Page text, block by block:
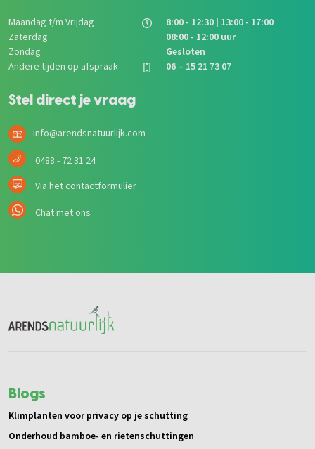
Maandag t/m Vrijdag
8:00 - 12:30 | 13:00 - 17:00
Zaterdag
08:00 - 12:00 uur
Zondag
Gesloten
Andere tijden op afspraak
06 – 15 21 73 07
Stel direct je vraag
info@arendsnatuurlijk.com
0488 - 72 31 24
Via het contactformulier
Chat met ons
Blogs
Klimplanten voor privacy op je schutting
Onderhoud bamboe- en rietenschuttingen